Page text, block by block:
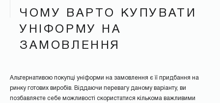
ЧОМУ ВАРТО КУПУВАТИ
УНІФОРМУ НА
ЗАМОВЛЕННЯ
Альтернативою покупці уніформи на замовлення є її придбання на
ринку готових виробів. Віддаючи перевагу даному варіанту, ви
позбавляєте себе можливості скористатися кількома важливими